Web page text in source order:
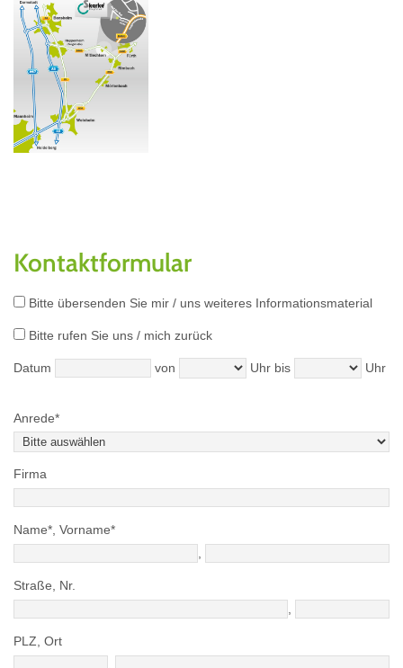
Kontaktformular
Bitte übersenden Sie mir / uns weiteres Informationsmaterial
Bitte rufen Sie uns / mich zurück
Datum von Uhr bis Uhr
Anrede*
Firma
Name*, Vorname*
Straße, Nr.
PLZ, Ort